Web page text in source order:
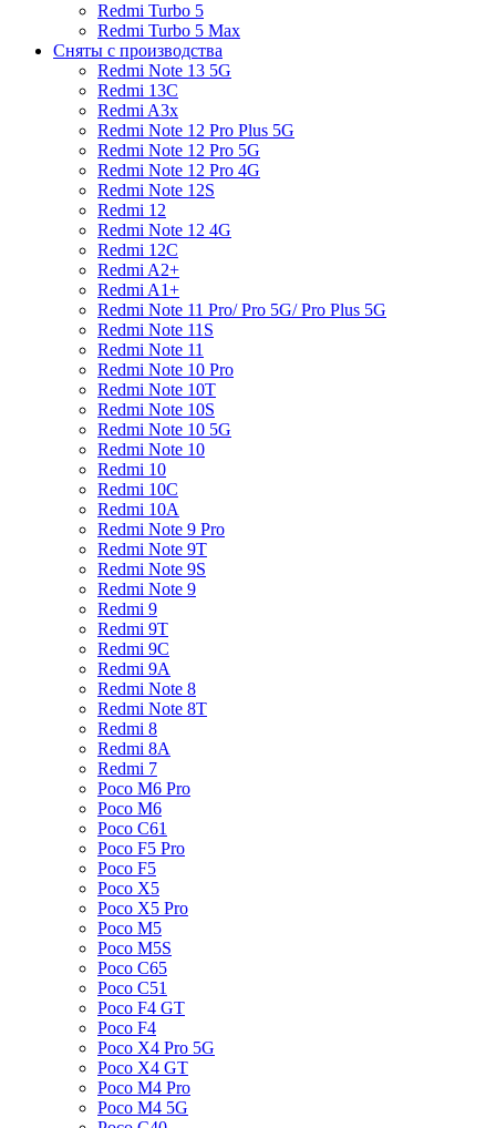
Redmi Turbo 5
Redmi Turbo 5 Max
Сняты с производства
Redmi Note 13 5G
Redmi 13C
Redmi A3x
Redmi Note 12 Pro Plus 5G
Redmi Note 12 Pro 5G
Redmi Note 12 Pro 4G
Redmi Note 12S
Redmi 12
Redmi Note 12 4G
Redmi 12C
Redmi A2+
Redmi A1+
Redmi Note 11 Pro/ Pro 5G/ Pro Plus 5G
Redmi Note 11S
Redmi Note 11
Redmi Note 10 Pro
Redmi Note 10T
Redmi Note 10S
Redmi Note 10 5G
Redmi Note 10
Redmi 10
Redmi 10C
Redmi 10A
Redmi Note 9 Pro
Redmi Note 9T
Redmi Note 9S
Redmi Note 9
Redmi 9
Redmi 9T
Redmi 9C
Redmi 9A
Redmi Note 8
Redmi Note 8T
Redmi 8
Redmi 8A
Redmi 7
Poco M6 Pro
Poco M6
Poco C61
Poco F5 Pro
Poco F5
Poco X5
Poco X5 Pro
Poco M5
Poco M5S
Poco C65
Poco C51
Poco F4 GT
Poco F4
Poco X4 Pro 5G
Poco X4 GT
Poco M4 Pro
Poco M4 5G